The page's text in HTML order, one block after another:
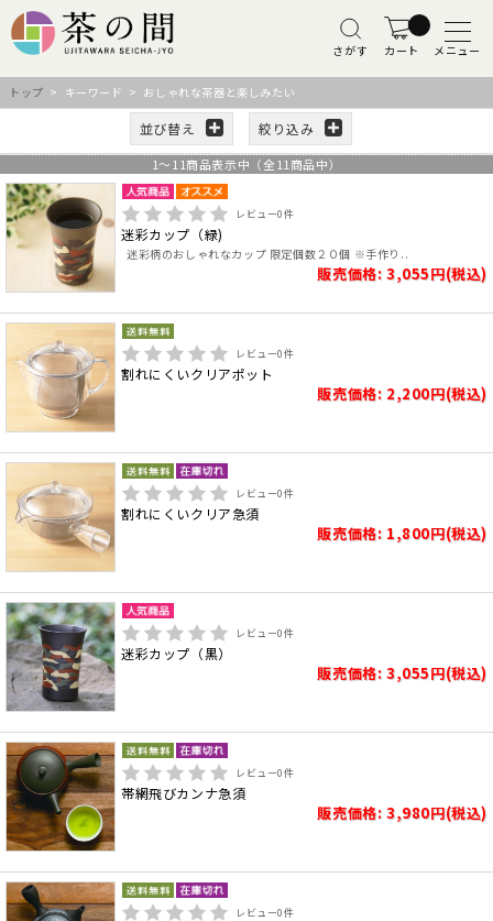
さがす カート メニュー
トップ > キーワード > おしゃれな茶器と楽しみたい
並び替え 絞り込み
1～ 11商品表示中（全 11商品中）
レビュー0件
迷彩カップ（緑)
迷彩柄のおしゃれなカップ 限定個数２０個 ※手作り..
販売価格: 3,055円(税込)
レビュー0件
割れにくいクリアポット
販売価格: 2,200円(税込)
レビュー0件
割れにくいクリア急須
販売価格: 1,800円(税込)
レビュー0件
迷彩カップ（黒）
販売価格: 3,055円(税込)
レビュー0件
帯網飛びカンナ急須
販売価格: 3,980円(税込)
レビュー0件